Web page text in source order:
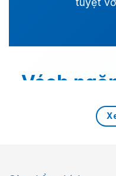
Vách
Vì sao
Rèm Cửa